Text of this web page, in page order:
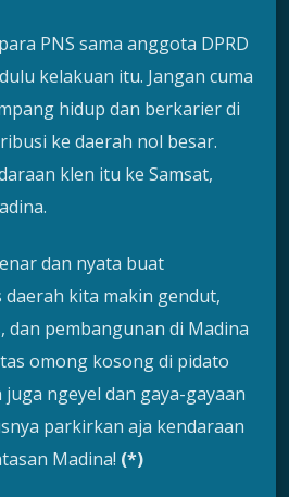
PNS sama anggota DPRD
kelakuan itu. Jangan cuma
hidup dan berkarier di
ke daerah nol besar.
klen itu ke Samsat,
dan nyata buat
daerah kita makin gendut,
dan pembangunan di Madina
omong kosong di pidato
juga ngeyel dan gaya-gayaan
parkirkan aja kendaraan
Madina! (*)